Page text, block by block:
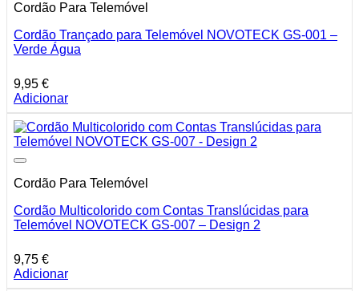
Cordão Para Telemóvel
Cordão Trançado para Telemóvel NOVOTECK GS-001 –
Verde Água
9,95 €
Adicionar
Cordão Para Telemóvel
Cordão Multicolorido com Contas Translúcidas para
Telemóvel NOVOTECK GS-007 – Design 2
9,75 €
Adicionar